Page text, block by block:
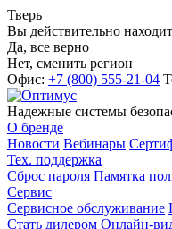
Тверь
Вы действительно
Да, все верно
Нет, сменить регион
Офис: +7 (800) 555-21-04
Надежные системы
О бренде
Новости Вебинары
Тех. поддержка
Сброс пароля Памятка
Сервис
Сервисное обслуживание
Стать дилером Онлайн-